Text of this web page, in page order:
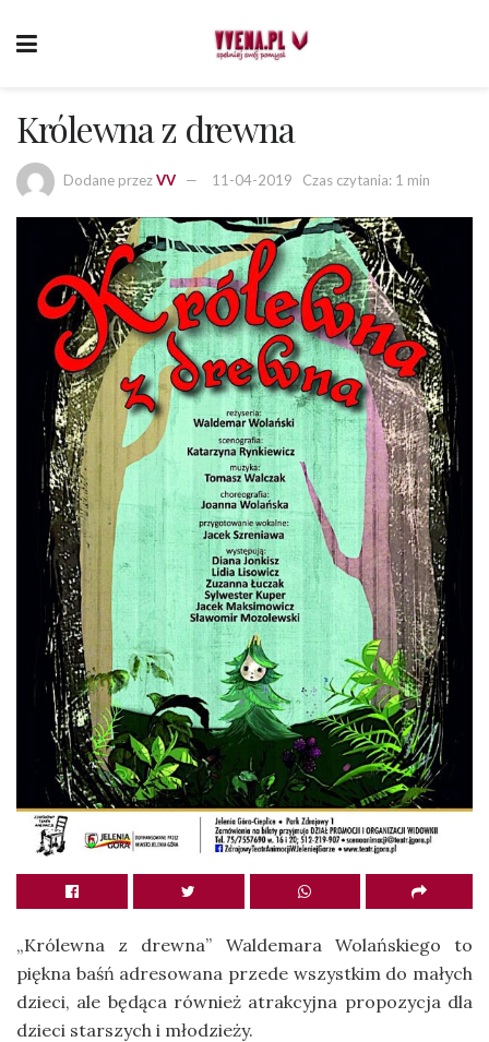
Królewna z drewna
Dodane przezVV 11-04-2019 Czas czytania: 1 min
„Królewna z drewna” Waldemara Wolańskiego to
piękna baśń adresowana przede wszystkim do małych
dzieci, ale będąca również atrakcyjna propozycja dla
dzieci starszych i młodzieży.